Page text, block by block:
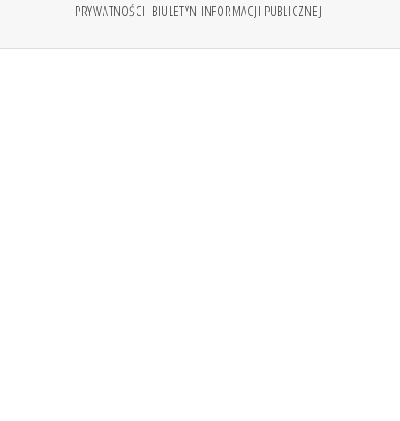
PRYWATNOŚCI BIULETYN INFORMACJI PUBLICZNEJ